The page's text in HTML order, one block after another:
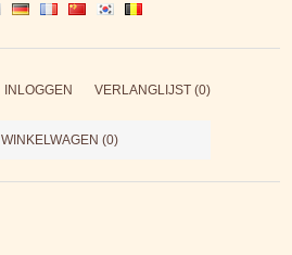
INLOGGEN VERLANGLIJST (0)
WINKELWAGEN (0)